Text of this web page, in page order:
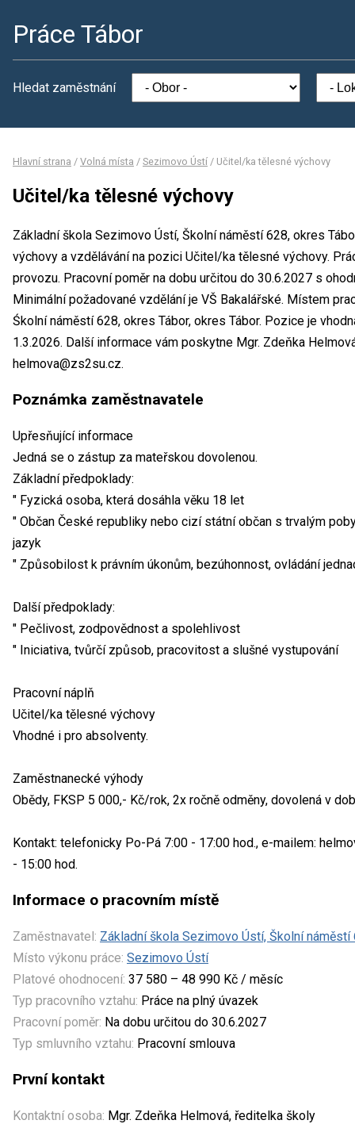
Práce Tábor
Hledat zaměstnání
Hlavní strana / Volná místa / Sezimovo Ústí / Učitel/ka tělesné výchovy
Učitel/ka tělesné výchovy
Základní škola Sezimovo Ústí, Školní náměstí 628, okres
výchovy a vzdělávání na pozici Učitel/ka tělesné výchovy.
provozu. Pracovní poměr na dobu určitou do 30.6.2027 s
Minimální požadované vzdělání je VŠ Bakalářské. Místem
Śkolní náměstí 628, okres Tábor, okres Tábor. Pozice je
1.3.2026. Další informace vám poskytne Mgr. Zdeňka
helmova@zs2su.cz.
Poznámka zaměstnavatele
Upřesňující informace
Jedná se o zástup za mateřskou dovolenou.
Základní předpoklady:
" Fyzická osoba, která dosáhla věku 18 let
" Občan České republiky nebo cizí státní občan s trvalým
jazyk
" Způsobilost k právním úkonům, bezúhonnost, ovládání
Další předpoklady:
" Pečlivost, zodpovědnost a spolehlivost
" Iniciativa, tvůrčí způsob, pracovitost a slušné vystupování
Pracovní náplň
Učitel/ka tělesné výchovy
Vhodné i pro absolventy.
Zaměstnanecké výhody
Obědy, FKSP 5 000,- Kč/rok, 2x ročně odměny, dovolená v
Kontakt: telefonicky Po-Pá 7:00 - 17:00 hod., e-mailem:
- 15:00 hod.
Informace o pracovním místě
Zaměstnavatel: Základní škola Sezimovo Ústí, Školní náměstí
Místo výkonu práce: Sezimovo Ústí
Platové ohodnocení: 37 580 – 48 990 Kč / měsíc
Typ pracovního vztahu: Práce na plný úvazek
Pracovní poměr: Na dobu určitou do 30.6.2027
Typ smluvního vztahu: Pracovní smlouva
První kontakt
Kontaktní osoba: Mgr. Zdeňka Helmová, ředitelka školy